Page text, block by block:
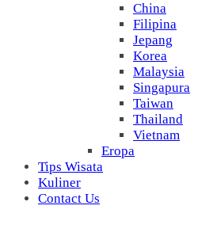
China
Filipina
Jepang
Korea
Malaysia
Singapura
Taiwan
Thailand
Vietnam
Eropa
Tips Wisata
Kuliner
Contact Us